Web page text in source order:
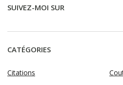
SUIVEZ-MOI SUR
CATÉGORIES
Citations